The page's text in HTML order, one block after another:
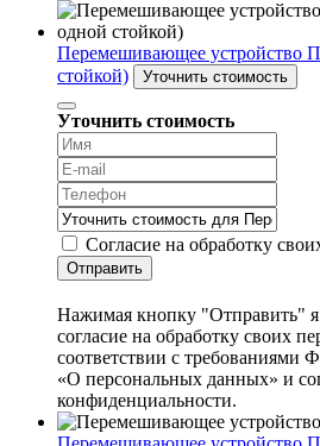
Перемешивающее устройство
стойкой)
Уточнить стоимость
Уточнить стоимость
Согласие на обработку
Отправить
Нажимая кнопку "Отправить"
согласие на обработку своих
соответствии с требованиями
«О персональных данных» и
конфиденциальности.